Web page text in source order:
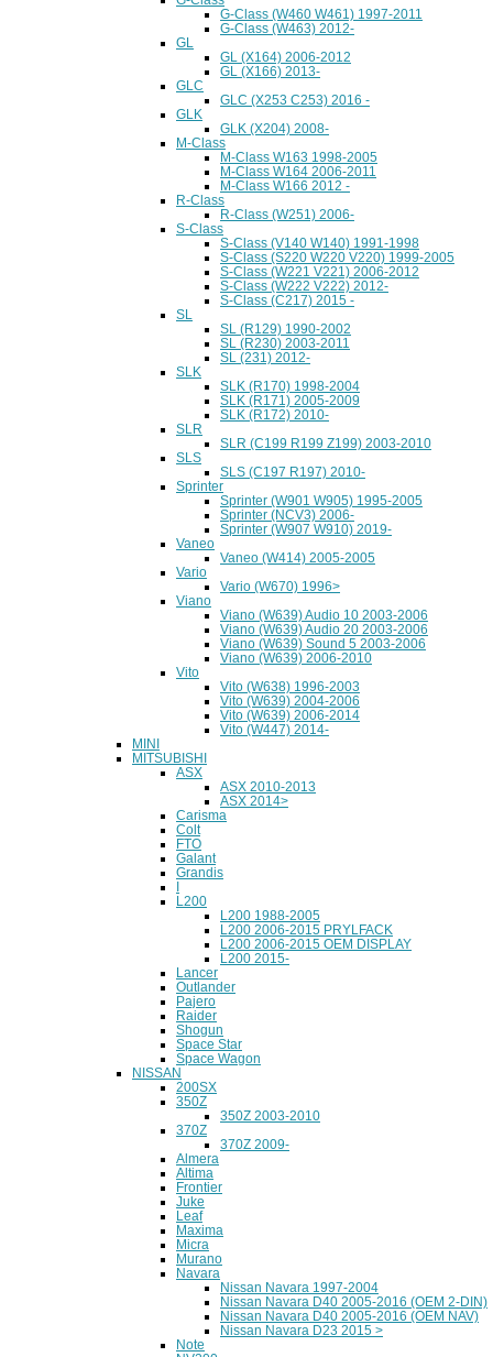
G-Class (W460 W461) 1997-2011
G-Class (W463) 2012-
GL
GL (X164) 2006-2012
GL (X166) 2013-
GLC
GLC (X253 C253) 2016 -
GLK
GLK (X204) 2008-
M-Class
M-Class W163 1998-2005
M-Class W164 2006-2011
M-Class W166 2012 -
R-Class
R-Class (W251) 2006-
S-Class
S-Class (V140 W140) 1991-1998
S-Class (S220 W220 V220) 1999-2005
S-Class (W221 V221) 2006-2012
S-Class (W222 V222) 2012-
S-Class (C217) 2015 -
SL
SL (R129) 1990-2002
SL (R230) 2003-2011
SL (231) 2012-
SLK
SLK (R170) 1998-2004
SLK (R171) 2005-2009
SLK (R172) 2010-
SLR
SLR (C199 R199 Z199) 2003-2010
SLS
SLS (C197 R197) 2010-
Sprinter
Sprinter (W901 W905) 1995-2005
Sprinter (NCV3) 2006-
Sprinter (W907 W910) 2019-
Vaneo
Vaneo (W414) 2005-2005
Vario
Vario (W670) 1996>
Viano
Viano (W639) Audio 10 2003-2006
Viano (W639) Audio 20 2003-2006
Viano (W639) Sound 5 2003-2006
Viano (W639) 2006-2010
Vito
Vito (W638) 1996-2003
Vito (W639) 2004-2006
Vito (W639) 2006-2014
Vito (W447) 2014-
MINI
MITSUBISHI
ASX
ASX 2010-2013
ASX 2014>
Carisma
Colt
FTO
Galant
Grandis
I
L200
L200 1988-2005
L200 2006-2015 PRYLFACK
L200 2006-2015 OEM DISPLAY
L200 2015-
Lancer
Outlander
Pajero
Raider
Shogun
Space Star
Space Wagon
NISSAN
200SX
350Z
350Z 2003-2010
370Z
370Z 2009-
Almera
Altima
Frontier
Juke
Leaf
Maxima
Micra
Murano
Navara
Nissan Navara 1997-2004
Nissan Navara D40 2005-2016 (OEM 2-DIN)
Nissan Navara D40 2005-2016 (OEM NAV)
Nissan Navara D23 2015 >
Note